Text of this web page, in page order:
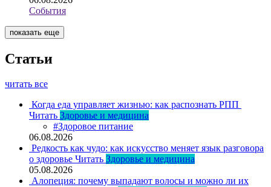
События
показать еще
Статьи
читать все
Когда еда управляет жизнью: как распознать РПП
Читать Здоровье и медицина
#Здоровое питание
06.08.2026
Редкость как чудо: как искусство меняет язык разговора
о здоровье Читать Здоровье и медицина
05.08.2026
Алопеция: почему выпадают волосы и можно ли их